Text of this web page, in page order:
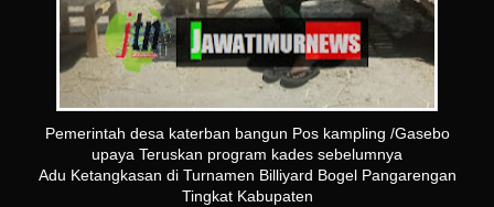
Pemerintah desa katerban bangun Pos kampling /Gasebo
upaya Teruskan program kades sebelumnya
Adu Ketangkasan di Turnamen Billiyard Bogel Pangarengan
Tingkat Kabupaten